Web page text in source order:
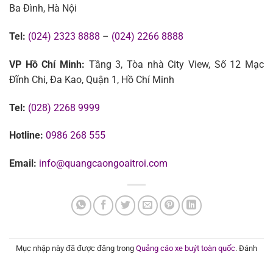
Ba Đình, Hà Nội
Tel: (024) 2323 8888 – (024) 2266 8888
VP Hồ Chí Minh: Tầng 3, Tòa nhà City View, Số 12 Mạc
Đĩnh Chi, Đa Kao, Quận 1, Hồ Chí Minh
Tel: (028) 2268 9999
Hotline: 0986 268 555
Email: info@quangcaongoaitroi.com
Mục nhập này đã được đăng trong Quảng cáo xe buýt toàn quốc. Đánh